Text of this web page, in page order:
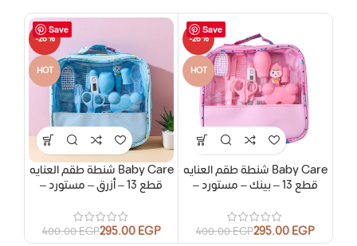
Save
-26%
HOT
شنطة طقم العنايه Baby Care
– قطع 13 – أزرق – مستورد
400.00EGP295.00EGP
Save
-26%
HOT
شنطة طقم العنايه Baby Care
– قطع 13 – بينك – مستورد
400.00EGP295.00EGP